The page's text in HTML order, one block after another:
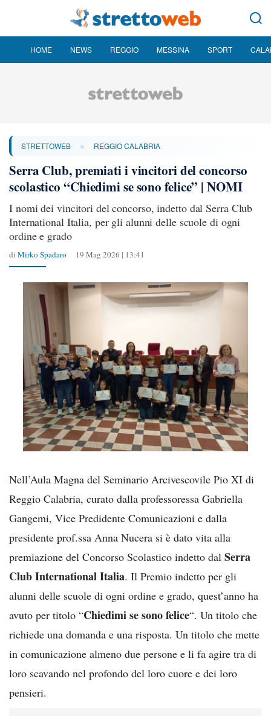
HOME NEWS REGGIO MESSINA SPORT
STRETTOWEB » REGGIO CALABRIA
Serra Club, premiati i vincitori del concorso
scolastico “Chiedimi se sono felice” | NOMI
I nomi dei vincitori del concorso, indetto dal Serra Club
International Italia, per gli alunni delle scuole di ogni
ordine e grado
di Mirko Spadaro 19 Mag 2026 | 13:41
Nell’Aula Magna del Seminario Arcivescovile Pio XI di
Reggio Calabria, curato dalla professoressa Gabriella
Gangemi, Vice Predidente Comunicazioni e dalla
presidente prof.ssa Anna Nucera si è dato vita alla
premiazione del Concorso Scolastico indetto dal Serra
Club International Italia. Il Premio indetto per gli
alunni delle scuole di ogni ordine e grado, quest’anno ha
avuto per titolo “Chiedimi se sono felice“. Un titolo che
richiede una domanda e una risposta. Un titolo che mette
in comunicazione almeno due persone e li fa agire tra di
loro scavando nel profondo del loro cuore e dei loro
pensieri.